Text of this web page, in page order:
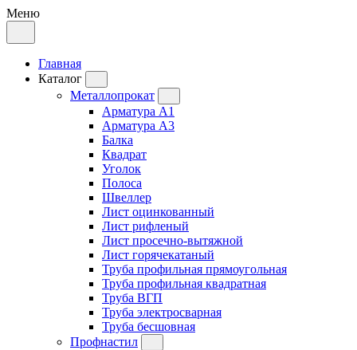
Меню
Главная
Каталог
Металлопрокат
Арматура А1
Арматура А3
Балка
Квадрат
Уголок
Полоса
Швеллер
Лист оцинкованный
Лист рифленый
Лист просечно-вытяжной
Лист горячекатаный
Труба профильная прямоугольная
Труба профильная квадратная
Труба ВГП
Труба электросварная
Труба бесшовная
Профнастил